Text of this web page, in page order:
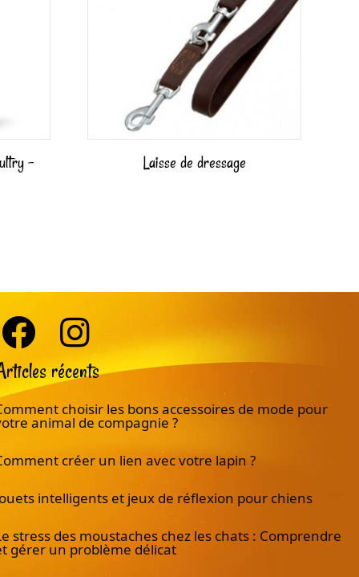
– Laisse de dressage
récents
choisir les bons accessoires de mode pour
animal de compagnie ?
créer un lien avec votre lapin ?
intelligents et jeux de réflexion pour chiens
stress des moustaches chez les chats : Comprendre
gérer un problème délicat